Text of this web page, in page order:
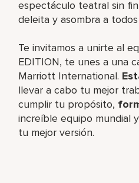
espectáculo teatral sin
deleita y asombra a
Te invitamos a unirte al
EDITION, te unes a una
Marriott International.
llevar a cabo tu mejor
cumplir tu propósito,
increíble​ equipo mundial y
tu mejor versión.